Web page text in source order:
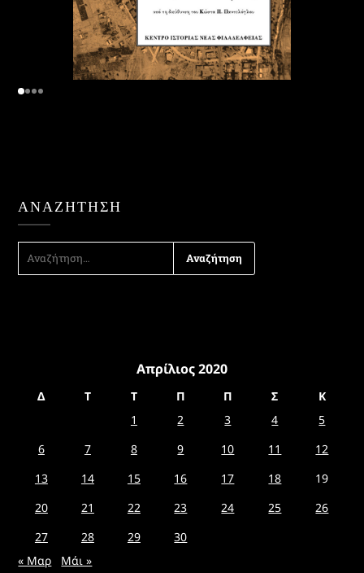
ΑΝΑΖΉΤΗΣΗ
ΑΝΑΖΉΤΗΣΗ
Απρίλιος 2020
Δ Τ Τ Π Π Σ
Κ
1
2 3 4
5
6
7 8 9 10 11
12
13
14 15 16 17 18
19
20
21 22 23 24 25
26
27
28 29
30
« Μαρ
Μάι »